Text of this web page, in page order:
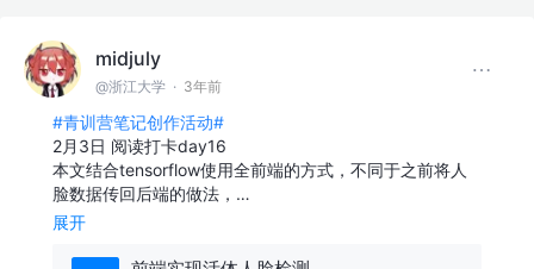
midjuly
@浙江大学 · 3年前
#青训营笔记创作活动#
2月3日 阅读打卡day16
本文结合tensorflow使用全前端的方式，不同于之前将人
脸数据传回后端的做法，…
展开